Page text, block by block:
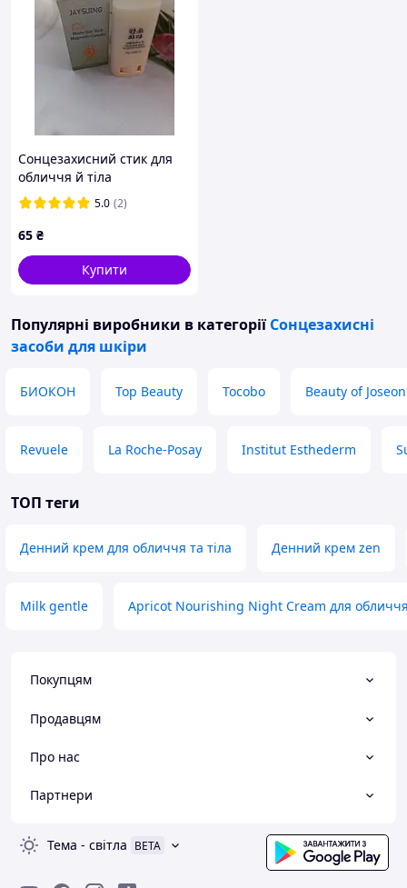
Сонцезахисний стик для
обличчя й тіла
5.0 (2)
65 ₴
Купити
Популярні виробники в категорії Сонцезахисні
засоби для шкіри
БИОКОН Top Beauty Tocobo Beauty of Joseon
Revuele La Roche-Posay Institut Esthederm
ТОП теги
Денний крем для обличчя та тіла Денний крем zen
Milk gentle Apricot Nourishing Night Cream для
Покупцям
Продавцям
Про нас
Партнери
Тема - світла BETA